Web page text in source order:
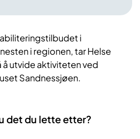
i
i regionen, tar Helse
å utvide aktiviteten ved
Sandnessjøen.
det du lette etter?